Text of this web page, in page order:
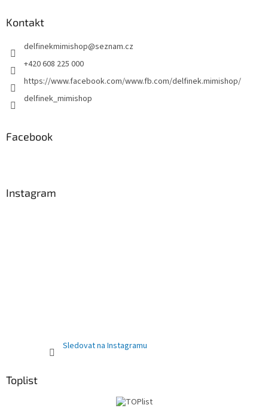
Kontakt
delfinekmimishop@seznam.cz
+420 608 225 000
https://www.facebook.com/www.fb.com/delfinek.mimishop/
delfinek_mimishop
Facebook
Instagram
Sledovat na Instagramu
Toplist